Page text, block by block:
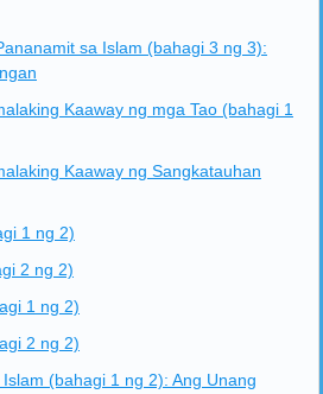
sa Islam (bahagi 3 ng 3):
Kaaway ng mga Tao (bahagi 1
Kaaway ng Sangkatauhan
1 ng 2)
2 ng 2)
1 ng 2)
2 ng 2)
(bahagi 1 ng 2): Ang Unang